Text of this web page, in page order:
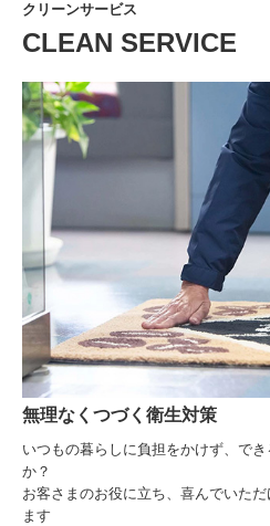
クリーンサービス
CLEAN SERVICE
無理なくつづく衛生対策
いつもの暮らしに負担をかけず、で
か？
お客さまのお役に立ち、喜んでいた
ます